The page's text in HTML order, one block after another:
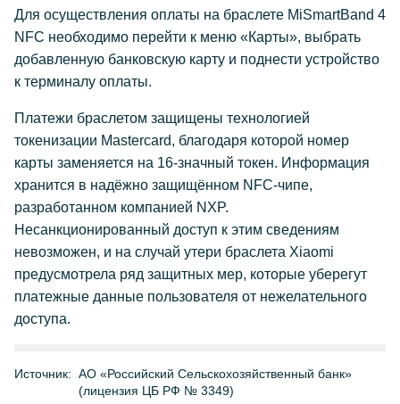
Для осуществления оплаты на браслете MiSmartBand 4
NFC необходимо перейти к меню «Карты», выбрать
добавленную банковскую карту и поднести устройство
к терминалу оплаты.
Платежи браслетом защищены технологией
токенизации Mastercard, благодаря которой номер
карты заменяется на 16-значный токен. Информация
хранится в надёжно защищённом NFC-чипе,
разработанном компанией NXP.
Несанкционированный доступ к этим сведениям
невозможен, и на случай утери браслета Xiaomi
предусмотрела ряд защитных мер, которые уберегут
платежные данные пользователя от нежелательного
доступа.
Источник: АО «Российский Сельскохозяйственный банк»
(лицензия ЦБ РФ № 3349)